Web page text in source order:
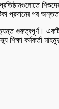
প্রদানের পর
গুরুত্বপূর্ণ।
কর্মকর্তা